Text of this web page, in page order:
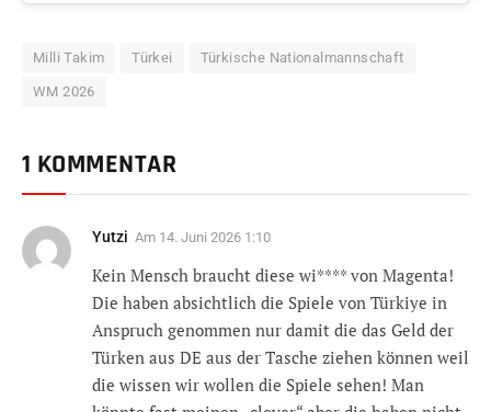
Milli Takim Türkei Türkische Nationalmannschaft
WM 2026
1 KOMMENTAR
Yutzi Am 14. Juni 2026 1:10
Kein Mensch braucht diese wi**** von Magenta!
Die haben absichtlich die Spiele von Türkiye in
Anspruch genommen nur damit die das Geld der
Türken aus DE aus der Tasche ziehen können weil
die wissen wir wollen die Spiele sehen! Man